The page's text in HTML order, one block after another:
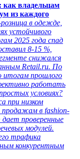
как владельцам
из каждого
в одежде,
устойчивого
2025 года спад
8-15 %,
снижался
Retail.ru. По
итогам прошлого
работать
условиях?
при низком
продажам в fashion-
дает проверенные
модулей.
трафика
конкурентным